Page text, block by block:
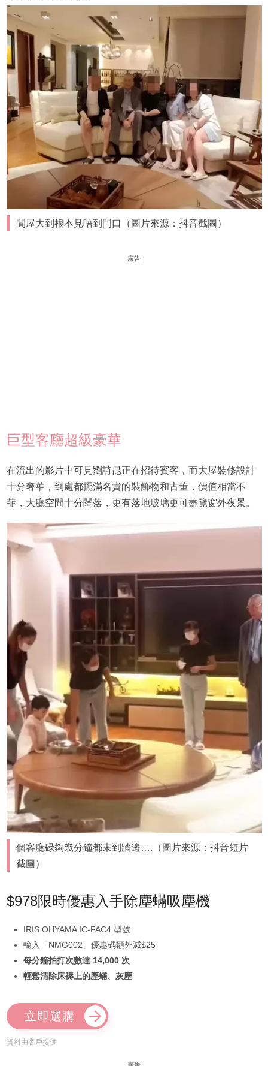
間屋大到根本見唔到門口（圖片來源：抖音截圖）
廣告
巨型客廳超級豪華
在流出的影片中可見劉詩昆正在招待賓客，而大屋裝修設計
十分奢華，到處都擺滿名貴的裝飾物和古董，價值相當不
菲，大廳空間十分闊落，更有落地玻璃更可盡覽窗外夜景。
個客廳碌夠幾分鐘都未到牆邊….（圖片來源：抖音短片
截圖）
$978限時優惠入手除塵蟎吸塵機
IRIS OHYAMA IC-FAC4 型號
輸入「NMG002」優惠碼額外減$25
每分鐘拍打次數達 14,000 次
輕鬆清除床褥上的塵蟎、灰塵
立即選購
資料由客戶提供